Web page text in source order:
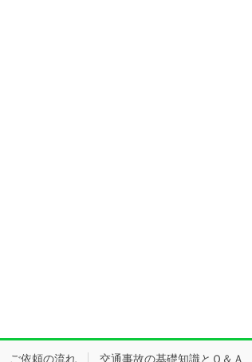
ご依頼の流れ 交通事故の基礎知識とＱ＆Ａ